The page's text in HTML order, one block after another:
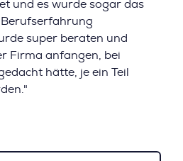
und es wurde sogar das
super beraten und
Firma anfangen, bei
hätte, je ein Teil